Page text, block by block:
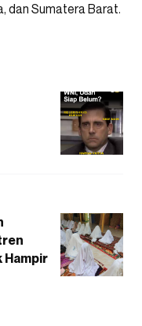
dan Sumatera Barat.
Hampir